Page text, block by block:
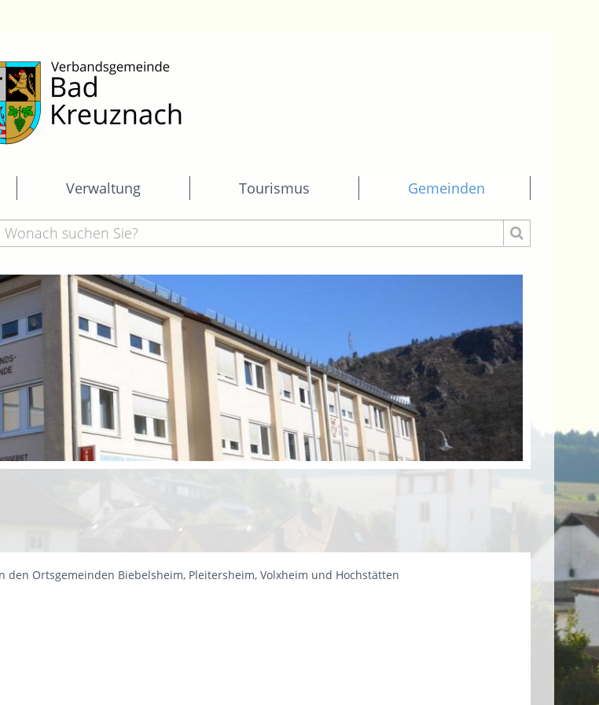
Verwaltung Tourismus Gemeinden
Ortsgemeinden Biebelsheim, Pleitersheim, Volxheim und Hochstätten